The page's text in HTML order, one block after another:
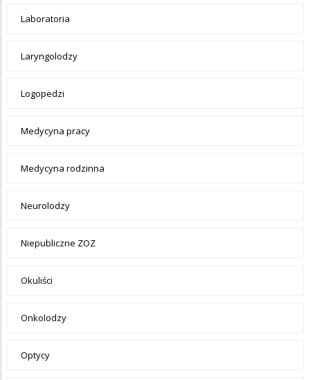
Laboratoria
Laryngolodzy
Logopedzi
Medycyna pracy
Medycyna rodzinna
Neurolodzy
Niepubliczne ZOZ
Okuliści
Onkolodzy
Optycy